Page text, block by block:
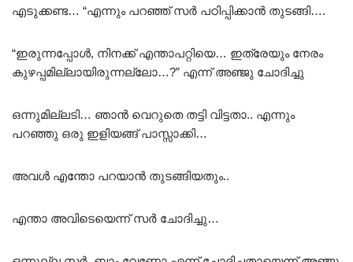
എടുക്കണ്ട… “എന്നും പറഞ്ഞ് സർ പഠിപ്പിക്കാൻ തുടങ്ങി….
“ഇരുന്നപ്പോൾ, നിനക്ക് എന്താപറ്റിയെ… ഇത്രേയും നേരം
കുഴപ്പമില്ലായിരുന്നല്ലോ…?” എന്ന് അഞ്ജു ചോദിച്ചു
ഒന്നുമില്ലടി… ഞാൻ വെറുതെ തട്ടി വിട്ടതാ.. എന്നും
പറഞ്ഞു ഒരു ഇളിയങ്ങ് പാസ്സാക്കി…
അവൾ എന്തോ പറയാൻ തുടങ്ങിയതും..
എന്താ അവിടെയെന്ന് സർ ചോദിച്ചു…